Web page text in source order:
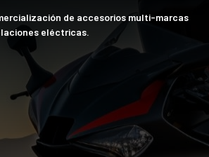
de accesorios multi-marcas
eléctricas.